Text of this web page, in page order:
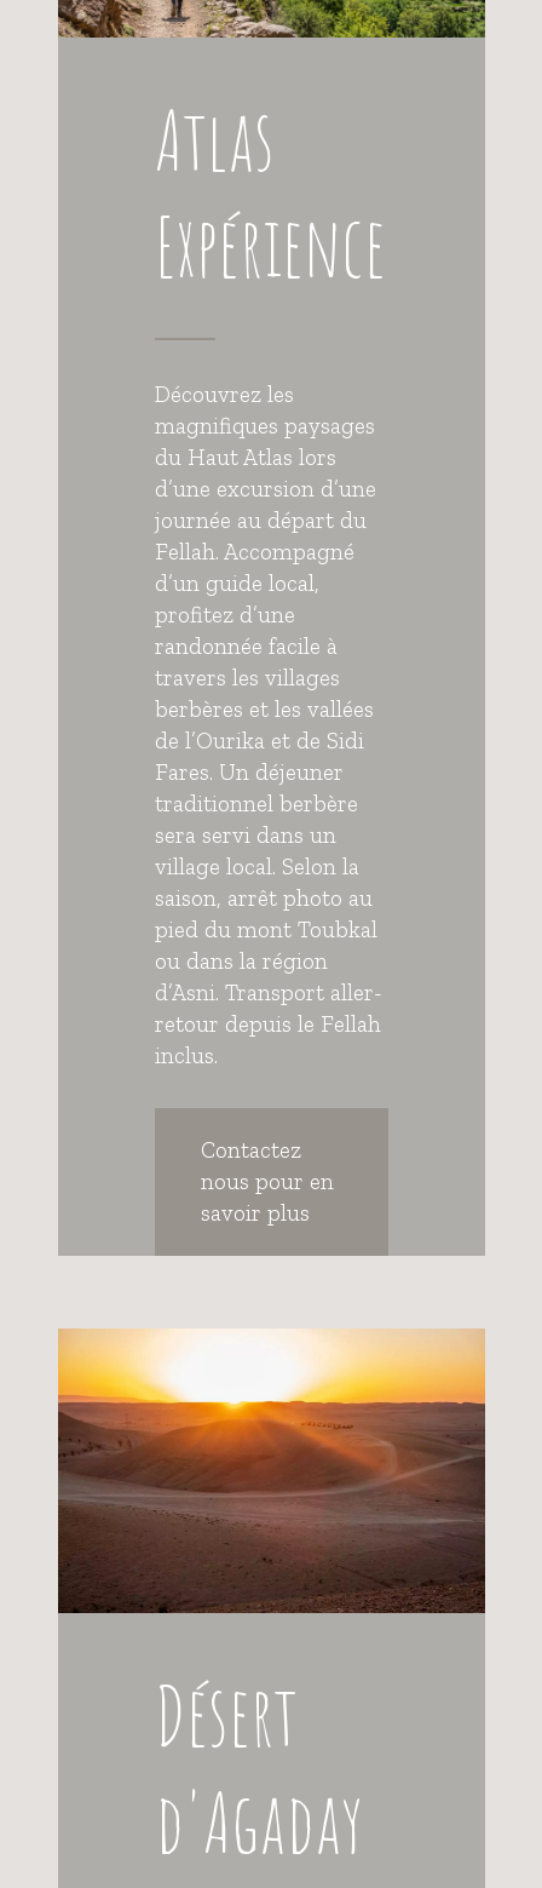
Atlas
Expérience
Découvrez les
magnifiques paysages
du Haut Atlas lors
d’une excursion d’une
journée au départ du
Fellah. Accompagné
d’un guide local,
profitez d’une
randonnée facile à
travers les villages
berbères et les vallées
de l’Ourika et de Sidi
Fares. Un déjeuner
traditionnel berbère
sera servi dans un
village local. Selon la
saison, arrêt photo au
pied du mont Toubkal
ou dans la région
d’Asni. Transport aller-
retour depuis le Fellah
inclus.
Contactez
nous pour en
savoir plus
Désert
d'Agaday